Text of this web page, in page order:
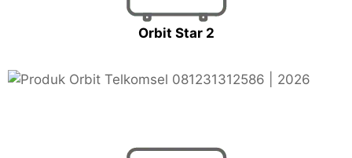
Orbit Star 2